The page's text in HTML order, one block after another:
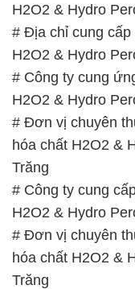
H2O2 & Hydro
# Địa chỉ cung
H2O2 & Hydro
# Công ty cung
H2O2 & Hydro
# Đơn vị chuyên
hóa chất H2O2 &
Trăng
# Công ty cung
H2O2 & Hydro
# Đơn vị chuyên
hóa chất H2O2 &
Trăng